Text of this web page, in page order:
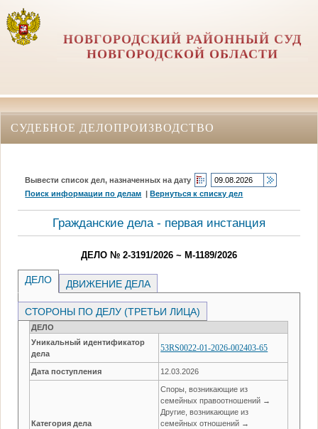
НОВГОРОДСКИЙ РАЙОННЫЙ СУД
НОВГОРОДСКОЙ ОБЛАСТИ
СУДЕБНОЕ ДЕЛОПРОИЗВОДСТВО
Вывести список дел, назначенных на дату
Поиск информации по делам |Вернуться к списку дел
Гражданские дела - первая инстанция
ДЕЛО № 2-3191/2026 ~ М-1189/2026
ДЕЛО ДВИЖЕНИЕ ДЕЛА
СТОРОНЫ ПО ДЕЛУ (ТРЕТЬИ ЛИЦА)
ДЕЛО
Уникальный идентификатор
дела
53RS0022-01-2026-002403-65
Дата поступления 12.03.2026
Категория дела
Споры, возникающие из
семейных правоотношений →
Другие, возникающие из
семейных отношений →